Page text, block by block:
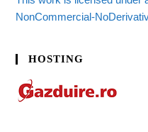
NonCommercial-
HOSTING